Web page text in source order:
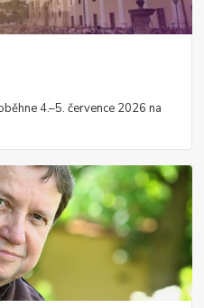
4.–5. července 2026 na